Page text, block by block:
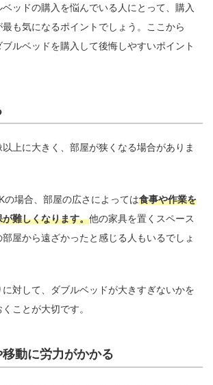
ッドの購入を悩んでいる人にとって、購入
も気になるポイントでしょう。ここから
ルベッドを購入して後悔しやすいポイント
上に大きく、部屋が狭くなる場合がありま
の場合、部屋の広さによっては食事や作業を
難しくなります。他の家具を置くスペース
屋から遠ざかったと感じる人もいるでしょ
対して、ダブルベッドが大きすぎないかを
ことが大切です。
動に労力がかかる